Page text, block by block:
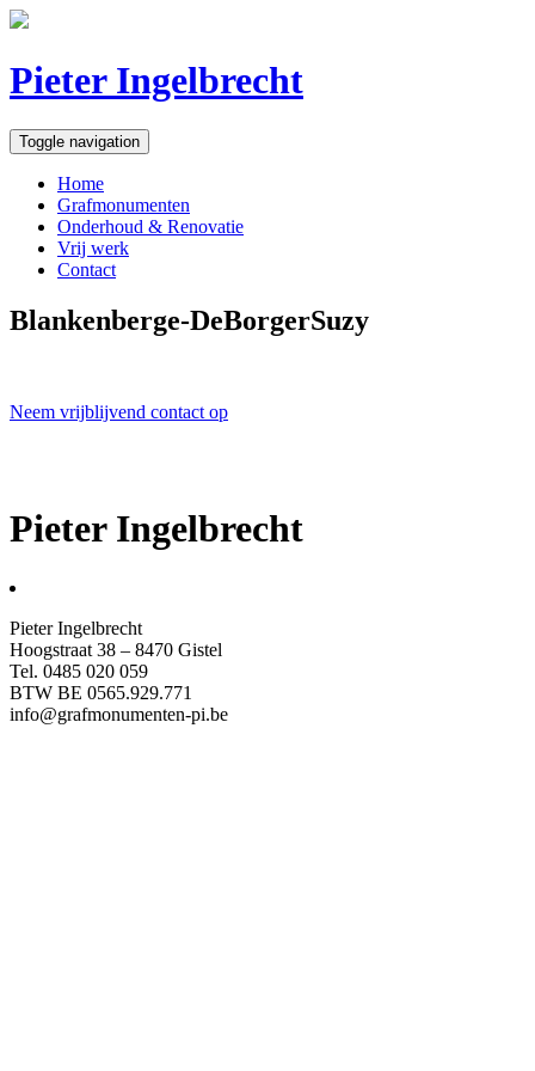
Pieter Ingelbrecht
Toggle navigation
Home
Grafmonumenten
Onderhoud & Renovatie
Vrij werk
Contact
Blankenberge-DeBorgerSuzy
Neem vrijblijvend contact op
Pieter Ingelbrecht
Pieter Ingelbrecht
Hoogstraat 38 – 8470 Gistel
Tel. 0485 020 059
BTW BE 0565.929.771
info@grafmonumenten-pi.be